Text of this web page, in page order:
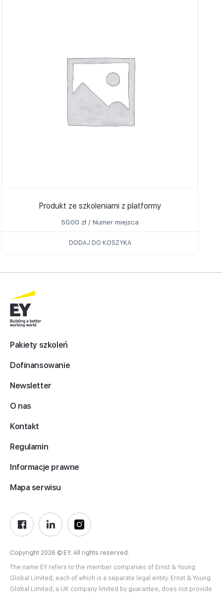
Produkt ze szkoleniami z platformy
50.00 zł / Numer miejsca
DODAJ DO KOSZYKA
Pakiety szkoleń
Dofinansowanie
Newsletter
O nas
Kontakt
Regulamin
Informacje prawne
Mapa serwisu
Copyright 2026 © EY. All rights reserved.
The name EY refers to the member companies of Ernst & Young
Global Limited, each of which is a separate legal entity. Ernst & Young
Global Limited, a UK company limited by guarantee, does not provide